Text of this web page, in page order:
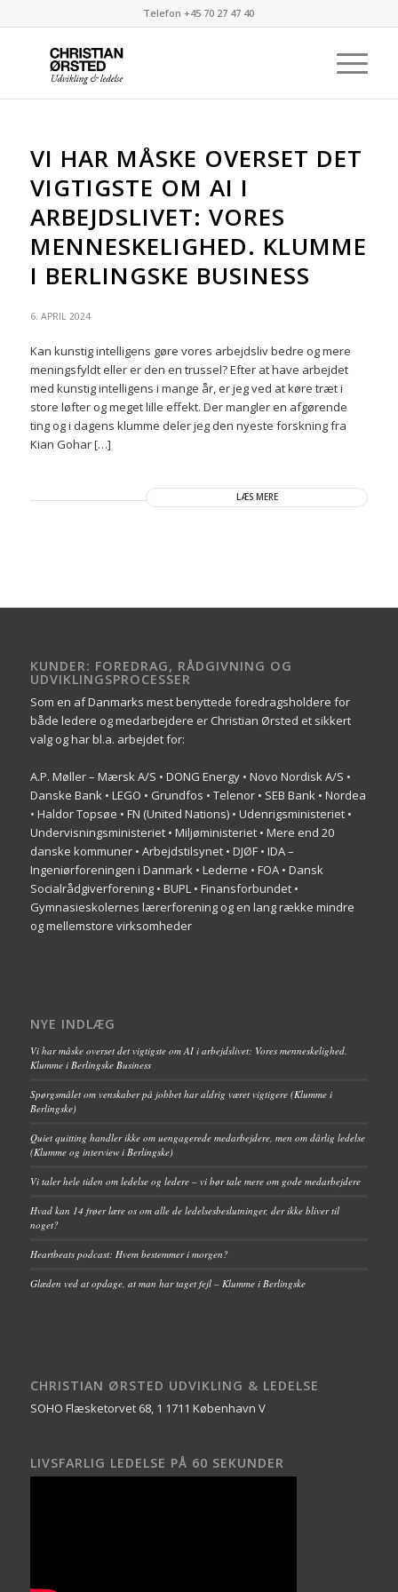
Telefon +45 70 27 47 40
VI HAR MÅSKE OVERSET DET
VIGTIGSTE OM AI I
ARBEJDSLIVET: VORES
MENNESKELIGHED. KLUMME
I BERLINGSKE BUSINESS
6. APRIL 2024
Kan kunstig intelligens gøre vores arbejdsliv bedre og mere
meningsfyldt eller er den en trussel? Efter at have arbejdet
med kunstig intelligens i mange år, er jeg ved at køre træt i
store løfter og meget lille effekt. Der mangler en afgørende
ting og i dagens klumme deler jeg den nyeste forskning fra
Kian Gohar […]
LÆS MERE
KUNDER: FOREDRAG, RÅDGIVNING OG
UDVIKLINGSPROCESSER
Som en af Danmarks mest benyttede foredragsholdere for
både ledere og medarbejdere er Christian Ørsted et sikkert
valg og har bl.a. arbejdet for:
A.P. Møller – Mærsk A/S • DONG Energy • Novo Nordisk A/S •
Danske Bank • LEGO • Grundfos • Telenor • SEB Bank • Nordea
• Haldor Topsøe • FN (United Nations) • Udenrigsministeriet •
Undervisningsministeriet • Miljøministeriet • Mere end 20
danske kommuner • Arbejdstilsynet • DJØF • IDA –
Ingeniørforeningen i Danmark • Lederne • FOA • Dansk
Socialrådgiverforening • BUPL • Finansforbundet •
Gymnasieskolernes lærerforening og en lang række mindre
og mellemstore virksomheder
NYE INDLÆG
Vi har måske overset det vigtigste om AI i arbejdslivet: Vores menneskelighed.
Klumme i Berlingske Business
Spørgsmålet om venskaber på jobbet har aldrig været vigtigere (Klumme i
Berlingske)
Quiet quitting handler ikke om uengagerede medarbejdere, men om dårlig ledelse
(Klumme og interview i Berlingske)
Vi taler hele tiden om ledelse og ledere – vi bør tale mere om gode medarbejdere
Hvad kan 14 frøer lære os om alle de ledelsesbeslutninger, der ikke bliver til
noget?
Heartbeats podcast: Hvem bestemmer i morgen?
Glæden ved at opdage, at man har taget fejl – Klumme i Berlingske
CHRISTIAN ØRSTED UDVIKLING & LEDELSE
SOHO Flæsketorvet 68, 1 1711 København V
LIVSFARLIG LEDELSE PÅ 60 SEKUNDER